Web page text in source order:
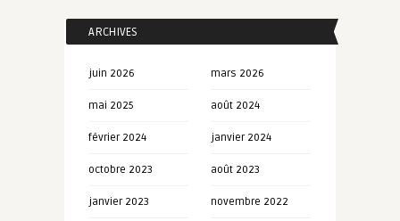
ARCHIVES
juin 2026 mars 2026
mai 2025 août 2024
février 2024 janvier 2024
octobre 2023 août 2023
janvier 2023 novembre 2022